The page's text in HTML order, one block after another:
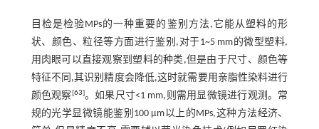
目检是检验MPs的一种重要的鉴别方法,它能从塑料的形
状、颜色、粒径等方面进行鉴别,对于1~5 mm的微型塑料,
用肉眼可以直接观察到塑料的种类,但是由于尺寸、颜色等
特征不同,其识别精度会降低,这时就需要用亲脂性染料进行
颜色观察[63]。如果尺寸<1 mm,则需用显微镜进行观测。常
规的光学显微镜能鉴别100 μm以上的MPs,这种方法经济、